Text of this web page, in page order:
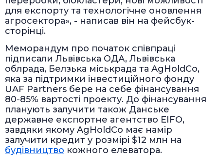
для експорту та технологічне оновлення
агросектора», - написав він на фейсбук-
сторінці.
Меморандум про початок співпраці
підписали Львівська ОДА, Львівська
облрада, Белзька міськрада та AgHoldCo,
яка за підтримки інвестиційного фонду
UAF Partners бере на себе фінансування
80-85% вартості проекту. До фінансування
планують залучити також Данське
державне експортне агентство EIFO,
завдяки якому AgHoldCo має намір
залучити кредит у розмірі $12 млн на
будівництво кожного елеватора.